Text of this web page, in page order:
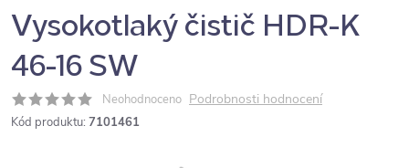
Vysokotlaký čistič HDR-K
46-16 SW
Neohodnoceno Podrobnosti hodnocení
Kód produktu: 7101461